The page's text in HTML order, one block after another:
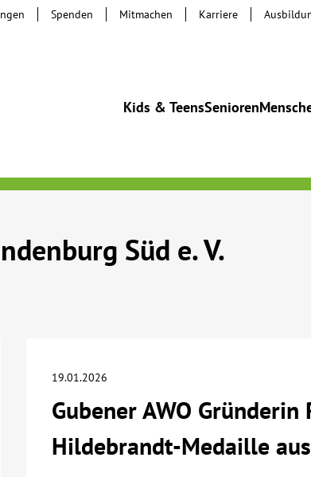
Kids & TeensSenioren
Spenden Mitmachen Karriere
Süd e. V.
19.01.2026
Gubener AWO
Hildebrandt-Medaille